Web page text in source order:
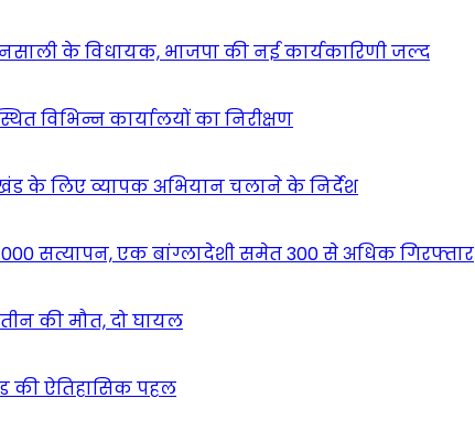
के विधायक, भाजपा की नई कार्यकारिणी जल्द
विभिन्न कार्यालयों का निरीक्षण
के लिए व्यापक अभियान चलाने के निर्देश
सत्यापन, एक बांग्लादेशी समेत 300 से अधिक गिरफ्तार
की मौत, दो घायल
की ऐतिहासिक पहल